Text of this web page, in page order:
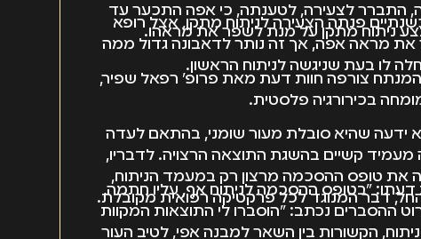
התברר לצעירה, לטענתה, כי אפה התכער עד
ניתוח מתקן על מנת לשפר את מראהו.
פנתה הצעירה לניתוח מתקן, אצל רופא
מראה אפה, אך זה נותר לדאבונה גדול ממה
לו בעת שניגשה לניתוח הראשון.
צורפה חוות דעת מאת פרופ' רפאל שפיר,
בכירורגיה פלסטית.
ידעה שהיא סובלת מעור שומני, בהתאם לעדה
מעמיד קשיים בהשגת התוצאה הרצויה. לדבריו,
את טופס ההסכמה מרצון רק במעמד הניתוח,
דבר המנוגד לכל פרקטיקה רפואית מקובלת.
דעתו: "בטופס ההסכמה לניתוח אף, עליו חתמה,
ההסברים נכתב: "הוסברו לי התוצאות המקוות
הקשורות בין השאר למבנה אפי, לטיב העור